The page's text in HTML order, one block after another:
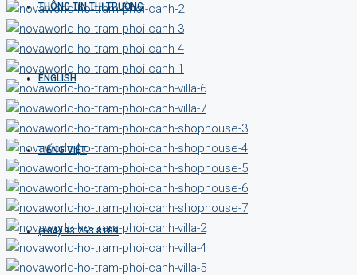
THÔNG TIN THỊ TRƯỜNG
ENGLISH
TIẾNG VIỆT
(+84) 93 263 8189